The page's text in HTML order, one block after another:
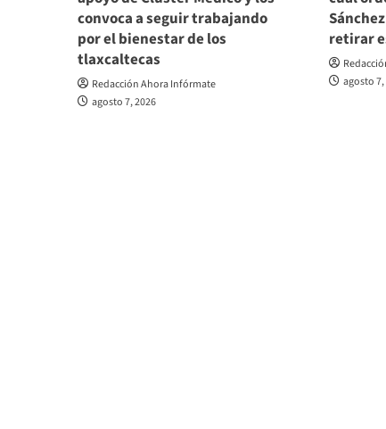
convoca a seguir trabajando
por el bienestar de los
tlaxcaltecas
Redacción Ahora Infórmate
agosto 7, 2026
retirar
agosto